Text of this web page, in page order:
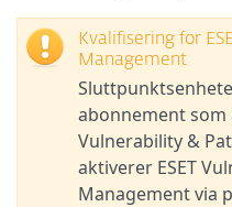
Kvalifisering for
Management
abonnement som
Vulnerability &
aktiverer ESET
Management via